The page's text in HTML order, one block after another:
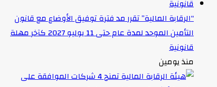
“الرقابة المالية” تقرر مد فترة توفيق الأوضاع مع قانون
التأمين الموحد لمدة عام حتى 11 يوليو 2027 كآخر مهلة
قانونية
منذ يومين